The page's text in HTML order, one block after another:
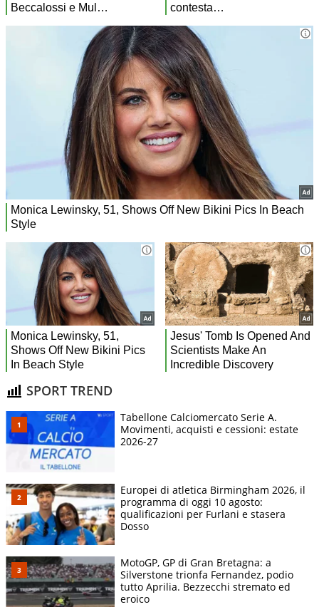
SPORT TREND
Tabellone Calciomercato Serie A.
Movimenti, acquisti e cessioni: estate
2026-27
Europei di atletica Birmingham 2026, il
programma di oggi 10 agosto:
qualificazioni per Furlani e stasera
Dosso
MotoGP, GP di Gran Bretagna: a
Silverstone trionfa Fernandez, podio
tutto Aprilia. Bezzecchi stremato ed
eroico